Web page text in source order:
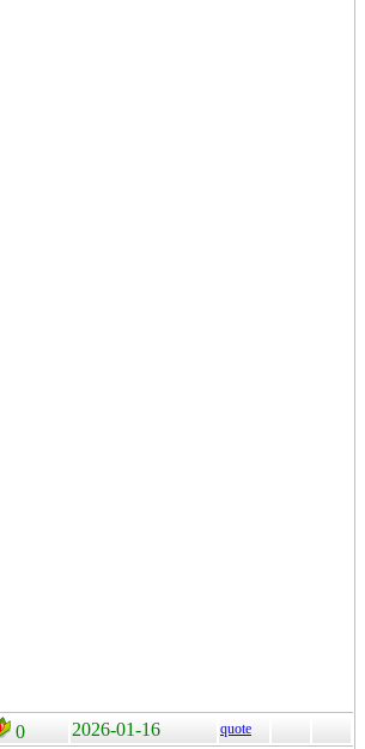
0 2026-01-16 quote